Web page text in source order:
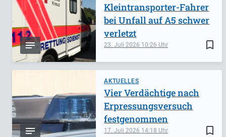
bookmark_border
23. Juli 2026 10:26
Kleintransporter-Fahrer
bei Unfall auf A5 schwer
verletzt
AKTUELLES
bookmark_border
17. Juli 2026 14:18
Vier Verdächtige nach
Erpressungsversuch
festgenommen